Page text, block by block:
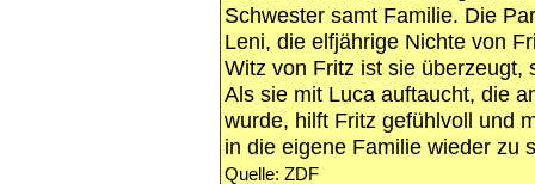
Schwester samt Familie. Die
Leni, die elfjährige Nichte von
Witz von Fritz ist sie überzeugt,
Als sie mit Luca auftaucht, die
wurde, hilft Fritz gefühlvoll und
in die eigene Familie wieder zu
Quelle: ZDF